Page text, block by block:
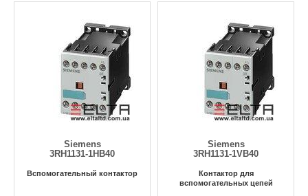
Siemens
3RH1131-1HB40
Вспомогательный контактор
Siemens
3RH1131-1VB40
Контактор для
вспомогательных цепей